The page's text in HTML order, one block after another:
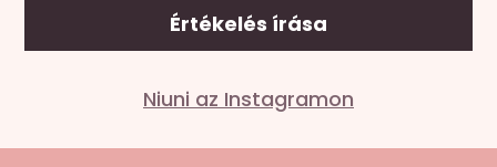
Értékelés írása
Az e-mail címet nem tesszük közzé.
Niuni az Instagramon